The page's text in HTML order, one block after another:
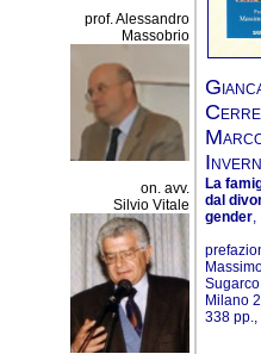
prof. Alessandro
Massobrio
on. avv.
Silvio Vitale
G
C
M
I
La
dal
gender
Sugarco
Milano
338 pp.,